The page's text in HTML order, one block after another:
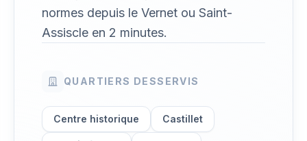
normes depuis le Vernet ou Saint-
Assiscle en 2 minutes.
QUARTIERS DESSERVIS
Centre historique Castillet